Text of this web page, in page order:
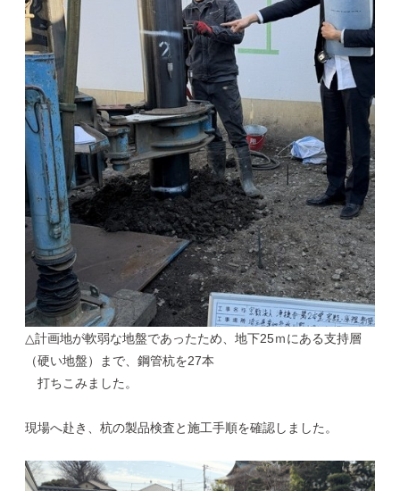
△計画地が軟弱な地盤であったため、地下25ｍにある支持層
（硬い地盤）まで、鋼管杭を27本
打ちこみました。
現場へ赴き、杭の製品検査と施工手順を確認しました。